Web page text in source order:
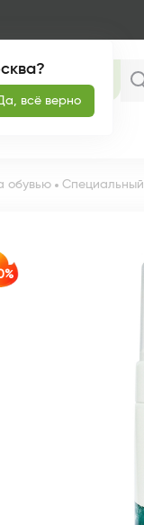
всё верно
обувью